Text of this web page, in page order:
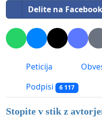
Delite na
Peticija
Podpisi 6 117
Stopite v stik z